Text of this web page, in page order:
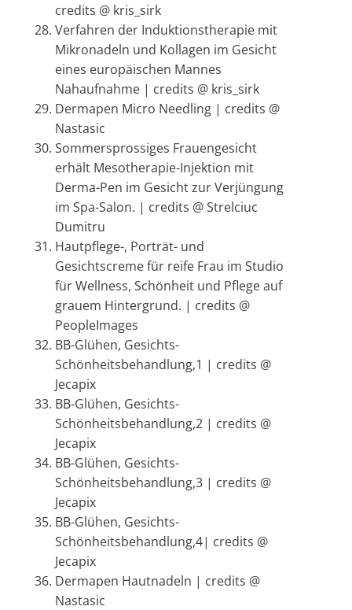
credits @ kris_sirk
Verfahren der Induktionstherapie mit
Mikronadeln und Kollagen im Gesicht
eines europäischen Mannes
Nahaufnahme | credits @ kris_sirk
Dermapen Micro Needling | credits @
Nastasic
Sommersprossiges Frauengesicht
erhält Mesotherapie-Injektion mit
Derma-Pen im Gesicht zur Verjüngung
im Spa-Salon. | credits @ Strelciuc
Dumitru
Hautpflege-, Porträt- und
Gesichtscreme für reife Frau im Studio
für Wellness, Schönheit und Pflege auf
grauem Hintergrund. | credits @
PeopleImages
BB-Glühen, Gesichts-
Schönheitsbehandlung,1 | credits @
Jecapix
BB-Glühen, Gesichts-
Schönheitsbehandlung,2 | credits @
Jecapix
BB-Glühen, Gesichts-
Schönheitsbehandlung,3 | credits @
Jecapix
BB-Glühen, Gesichts-
Schönheitsbehandlung,4| credits @
Jecapix
Dermapen Hautnadeln | credits @
Nastasic